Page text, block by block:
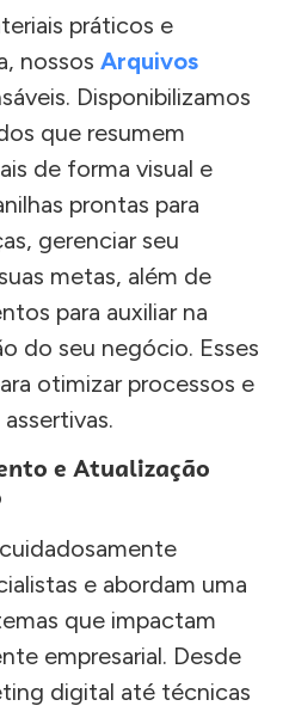
práticos e
nossos Arquivos
Disponibilizamos
que resumem
de forma visual e
prontas para
gerenciar seu
metas, além de
para auxiliar na
do seu negócio. Esses
otimizar processos e
e Atualização
e abordam uma
que impactam
empresarial. Desde
digital até técnicas